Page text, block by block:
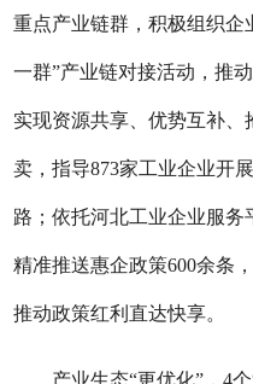
重点产业链群，积极组织企
一群”产业链对接活动，推
实现资源共享、优势互补
卖，指导873家工业企业开
路；依托河北工业企业服务
精准推送惠企政策600余条
推动政策红利直达快享。